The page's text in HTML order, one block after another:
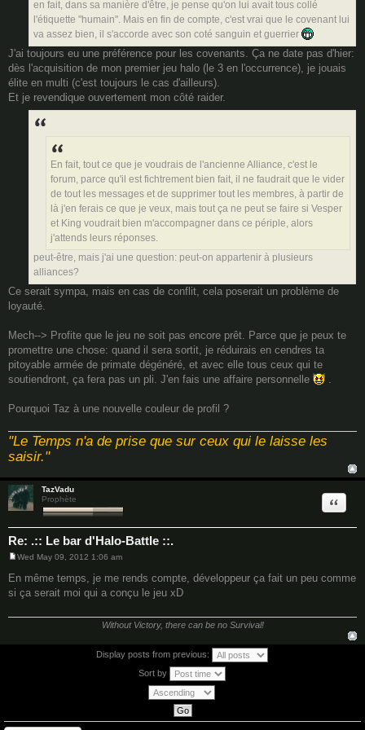
en fait, dans sa manière d'être, je pense qu'on lui avait tous collé
l'étiquette "humain". Mais en fin de compte, c'est vrai que le covenant lui
va assez bien, il s'accorde avec son coté sanguin et guerrier
J'ai toujours eu une préférence pour les covenants. Ça ne date pas d'hier:
dès l'acquisition de mon premier jeu halo (le 3 en l'occurrence), je jouais
élite en multi (c'est toujours le cas d'ailleurs).
Et je revendique ouvertement mon côté raider.
En fait, tout ce que je voudrais de l'ancienne Alliance, c'est le
forum, parce qu'il est fichtrement bien fait, il ne faudrait que le vider
de tout les messages et de supprimer tout les membres, à partir de
là j'en ferais ce que je veux, mais tout ça ne peut se faire si Vesper
et King voudrait bien m'accompagner dans ce périple, alors
j'attends leurs réponses.
peut-être, mais j'ai une question: peut-on appartenir à plusieurs
alliances?
Ce serait sympa, mais en cas de conflit, cela poserait un problème de
loyauté.
Mech--> Profite que le jeu ne soit pas encore prêt. Parce que je peux te
promettre une chose: quand il sera sortit, je réduirais en cendres ta
pitoyable armée de primate dégénéré, et avec elle tous ceux qui te
soutiendront, ça fera pas un pli. J'en fais une affaire personnelle
.
Pourquoi Taz à une nouvelle couleur de profil ?
"Le Temps n'a de prise que sur ceux qui le laisse les
saisir."
TazVadu
Prophète
Re: .:: Le bar d'Halo-Battle ::.
Quote
s
Wed May 09, 2012 1:06 am
En même temps, je me rends compte, développeur ça fait un peu comme
si ça serait moi qui a conçu le jeu xD
Without Victory, there can be no Survival!
Display posts from previous:
Sort by